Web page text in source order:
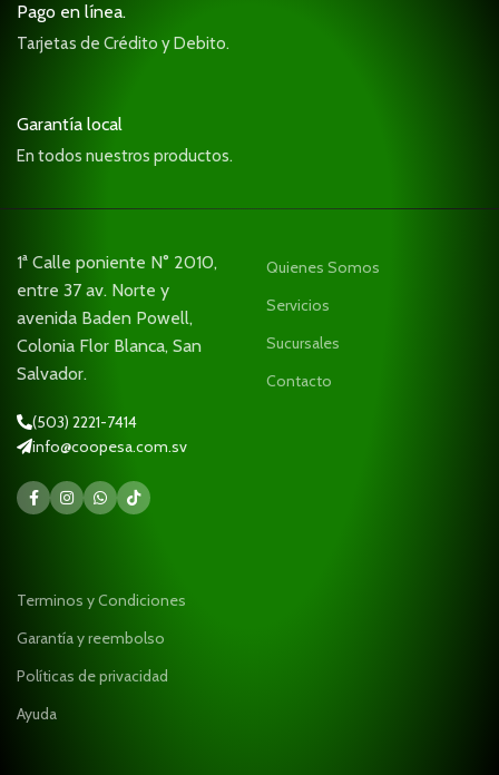
Pago en línea.
Tarjetas de Crédito y Debito.
Garantía local
En todos nuestros productos.
1ª Calle poniente N° 2010,
entre 37 av. Norte y
avenida Baden Powell,
Colonia Flor Blanca, San
Salvador.
(503) 2221-7414
info@coopesa.com.sv
Quienes Somos
Servicios
Sucursales
Contacto
Terminos y Condiciones
Garantía y reembolso
Políticas de privacidad
Ayuda